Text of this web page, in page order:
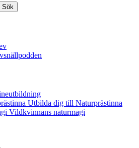
Utbilda dig till Naturprästinna
Vildkvinnans naturmagi